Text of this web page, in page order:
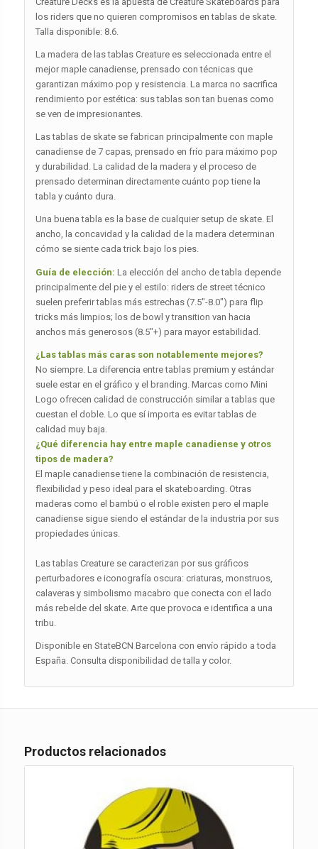
los riders que no quieren compromisos en tablas de skate.
Talla disponible: 8.6.
La madera de las tablas Creature es seleccionada entre el
mejor maple canadiense, prensado con técnicas que
garantizan máximo pop y resistencia. La marca no sacrifica
rendimiento por estética: sus tablas son tan buenas como
se ven de impresionantes.
Las tablas de skate se fabrican principalmente con maple
canadiense de 7 capas, prensado en frío para máximo pop
y durabilidad. La calidad de la madera y el proceso de
prensado determinan directamente cuánto pop tiene la
tabla y cuánto dura.
Una buena tabla es la base de cualquier setup de skate. El
ancho, la concavidad y la calidad de la madera determinan
cómo se siente cada trick bajo los pies.
Guía de elección: La elección del ancho de tabla depende
principalmente del pie y el estilo: riders de street técnico
suelen preferir tablas más estrechas (7.5″-8.0″) para flip
tricks más limpios; los de bowl y transition van hacia
anchos más generosos (8.5″+) para mayor estabilidad.
¿Las tablas más caras son notablemente mejores?
No siempre. La diferencia entre tablas premium y estándar
suele estar en el gráfico y el branding. Marcas como Mini
Logo ofrecen calidad de construcción similar a tablas que
cuestan el doble. Lo que sí importa es evitar tablas de
calidad muy baja.
¿Qué diferencia hay entre maple canadiense y otros
tipos de madera?
El maple canadiense tiene la combinación de resistencia,
flexibilidad y peso ideal para el skateboarding. Otras
maderas como el bambú o el roble existen pero el maple
canadiense sigue siendo el estándar de la industria por sus
propiedades únicas.
Las tablas Creature se caracterizan por sus gráficos
perturbadores e iconografía oscura: criaturas, monstruos,
calaveras y simbolismo macabro que conecta con el lado
más rebelde del skate. Arte que provoca e identifica a una
tribu.
Disponible en StateBCN Barcelona con envío rápido a toda
España. Consulta disponibilidad de talla y color.
Productos relacionados